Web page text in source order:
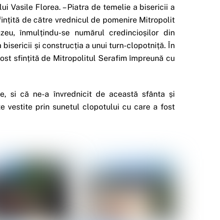
Vasile Florea. – Piatra de temelie a bisericii a
de către vrednicul de pomenire Mitropolit
înmulțindu-se numărul credincioșilor din
și construcția a unui turn-clopotniță. În
sfințită de Mitropolitul Serafim împreună cu
si că ne-a învrednicit de această sfânta și
vestite prin sunetul clopotului cu care a fost